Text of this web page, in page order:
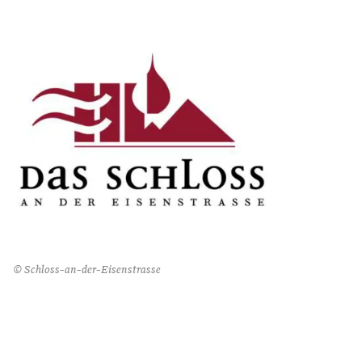
© Schloss-an-der-Eisenstrasse